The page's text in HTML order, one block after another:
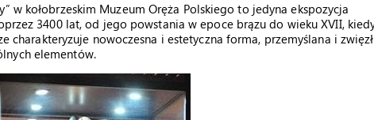
w kołobrzeskim Muzeum Oręża Polskiego to jedyna ekspozycja
3400 lat, od jego powstania w epoce brązu do wieku XVII,
charakteryzuje nowoczesna i estetyczna forma, przemyślana i
elementów.